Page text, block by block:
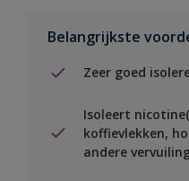
Belangrijkste
Zeer goed
Isoleert
koffievlekken,
andere